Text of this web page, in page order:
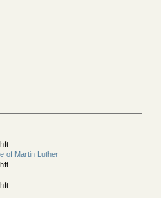
of Martin Luther